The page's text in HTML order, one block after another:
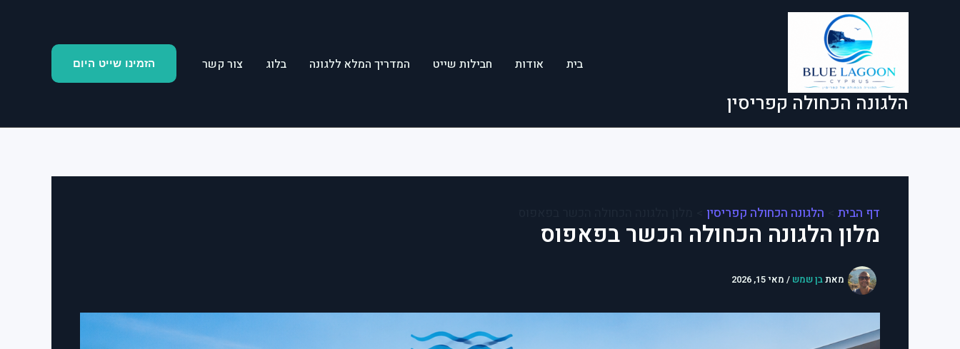
הלגונה הכחולה קפריסין
בית אודות חבילות שייט המדריך המלא ללגונה בלוג צור קשר הזמינו שייט היום
דף הבית הלגונה הכחולה קפריסין
מלון הלגונה הכחולה הכשר בפאפוס
מאתבן שמש / מאי 15, 2026